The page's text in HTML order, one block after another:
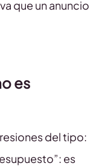
que un anuncio
es
del tipo:
es